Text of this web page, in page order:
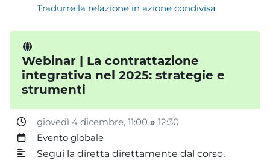
Tradurre la relazione in azione condivisa
Webinar | La contrattazione
integrativa nel 2025: strategie e
strumenti
giovedì 4 dicembre, 11:00» 12:30
Evento globale
Segui la diretta direttamente dal corso.